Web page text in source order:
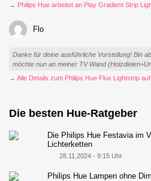
→ Philips Hue arbeitet an Play Gradient Strip
Flo
Danke für deine ausführliche Vorstellung! Bin
möchte nun an meiner TV Wand
→ Alle Details zum Philips Hue Flux Lightstrip
Die besten Hue-Ratgeber
Die Philips Hue Festavia im
Lichterketten
28.11.2024 - 9:15 Uhr
Philips Hue Lampen ohne